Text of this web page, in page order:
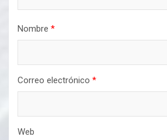
Nombre *
Correo electrónico *
Web